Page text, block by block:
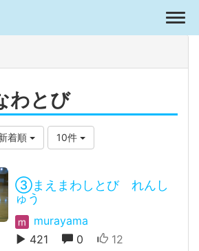
わとび
着順 10件
③まえまわしとび れんし
ゅう
murayama
421
0 12